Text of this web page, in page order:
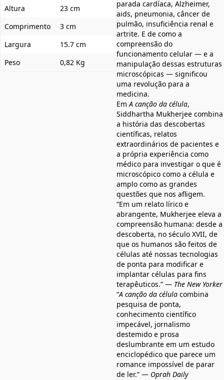
Altura
23 cm
Comprimento
3 cm
Largura
15.7 cm
Peso
0,82 Kg
parada cardíaca, Alzheimer,
aids, pneumonia, câncer de
pulmão, insuficiência renal e
artrite. E de como a
compreensão do
funcionamento celular — e a
manipulação dessas estruturas
microscópicas — significou
uma revolução para a
medicina.
EmA canção da célula,
Siddhartha Mukherjee combina
a história das descobertas
científicas, relatos
extraordinários de pacientes e
a própria experiência como
médico para investigar o que é
microscópico como a célula e
amplo como as grandes
questões que nos afligem.
“Em um relato lírico e
abrangente, Mukherjee eleva a
compreensão humana: desde a
descoberta, no século XVII, de
que os humanos são feitos de
células até nossas tecnologias
de ponta para modificar e
implantar células para fins
terapêuticos.” — The New Yorker
“A canção da célula combina
pesquisa de ponta,
conhecimento científico
impecável, jornalismo
destemido e prosa
deslumbrante em um estudo
enciclopédico que parece um
romance impossível de parar
de ler.” — Oprah Daily